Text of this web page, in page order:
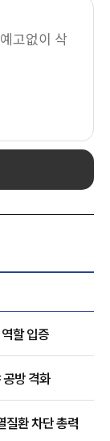
할 입증
방 격화
환 차단 총력